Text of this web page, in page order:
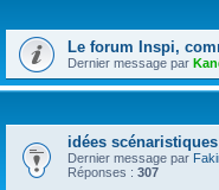
Le forum Inspi,
Dernier message par
idées scénaristiques
Dernier message par
Réponses : 307